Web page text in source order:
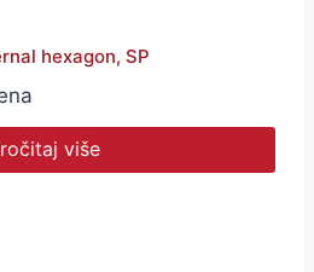
hexagon, SP
više